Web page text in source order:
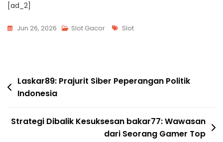
[ad_2]
Jun 26, 2026 Slot Gacor Tags
Slot
Post
navigation
Laskar89: Prajurit Siber Peperangan Politik
Indonesia
Strategi Dibalik Kesuksesan bakar77: Wawasan
dari Seorang Gamer Top